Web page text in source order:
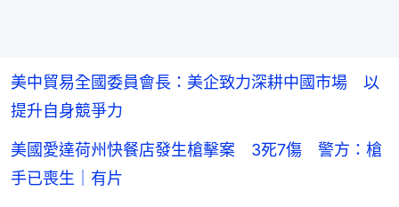
美中貿易全國委員會長：美企致力深耕中國市場 以
提升自身競爭力
美國愛達荷州快餐店發生槍擊案 3死7傷 警方：槍
手已喪生｜有片